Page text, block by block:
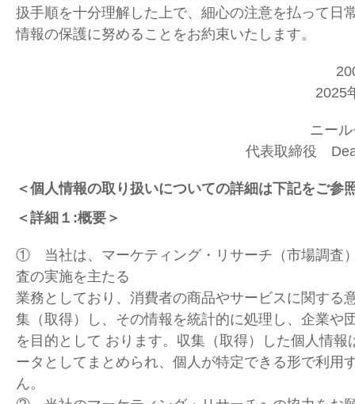
扱手順を十分理解した上で、細心の注意を払って日
情報の保護に努めることをお約束いたします。
2025
ニー
代表取締役
＜個人情報の取り扱いについての詳細は下記をご参
＜詳細１:概要＞
① 当社は、マーケティング・リサーチ（市場調査
査の実施を主たる
業務としており、消費者の商品やサービスに関する
集（取得）し、その情報を統計的に処理し、企業や
を目的として おります。収集（取得）した個人情報
ータとしてまとめられ、個人が特定できる形で利用
ん。